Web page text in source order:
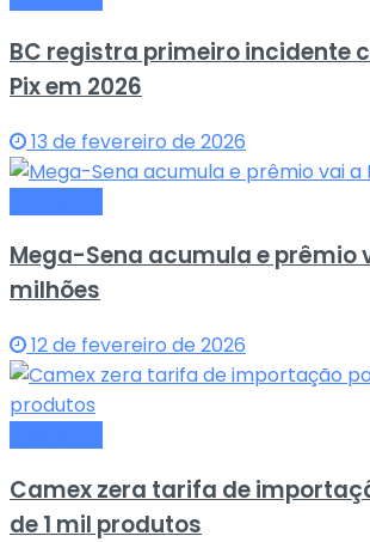
BC registra primeiro incidente
Pix em 2026
13 de fevereiro de 2026
Mega-Sena acumula e prêmio
milhões
12 de fevereiro de 2026
Camex zera tarifa de
de 1 mil produtos